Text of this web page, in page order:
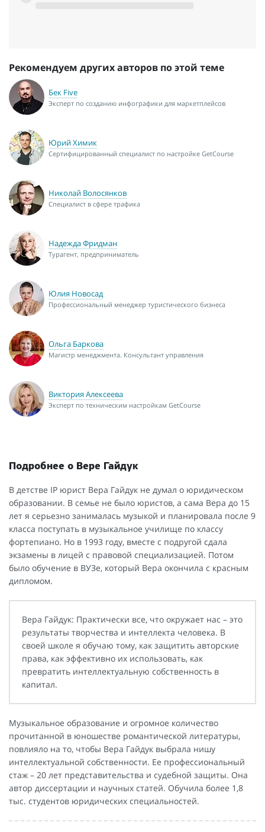
Рекомендуем других авторов по этой теме
Бек Five
Эксперт по созданию инфографики для маркетплейсов
Юрий Химик
Сертифицированный специалист по настройке GetCourse
Николай Волосянков
Специалист в сфере трафика
Надежда Фридман
Турагент, предприниматель
Юлия Новосад
Профессиональный менеджер туристического бизнеса
Ольга Баркова
Магистр менеджмента. Консультант управления
Виктория Алексеева
Эксперт по техническим настройкам GetCourse
Подробнее о Вере Гайдук
В детстве IP юрист Вера Гайдук не думал о юридическом
образовании. В семье не было юристов, а сама Вера до 15
лет я серьезно занималась музыкой и планировала после 9
класса поступать в музыкальное училище по классу
фортепиано. Но в 1993 году, вместе с подругой сдала
экзамены в лицей с правовой специализацией. Потом
было обучение в ВУЗе, который Вера окончила с красным
дипломом.
Вера Гайдук: Практически все, что окружает нас – это
результаты творчества и интеллекта человека. В
своей школе я обучаю тому, как защитить авторские
права, как эффективно их использовать, как
превратить интеллектуальную собственность в
капитал.
Музыкальное образование и огромное количество
прочитанной в юношестве романтической литературы,
повлияло на то, чтобы Вера Гайдук выбрала нишу
интеллектуальной собственности. Ее профессиональный
стаж – 20 лет представительства и судебной защиты. Она
автор диссертации и научных статей. Обучила более 1,8
тыс. студентов юридических специальностей.